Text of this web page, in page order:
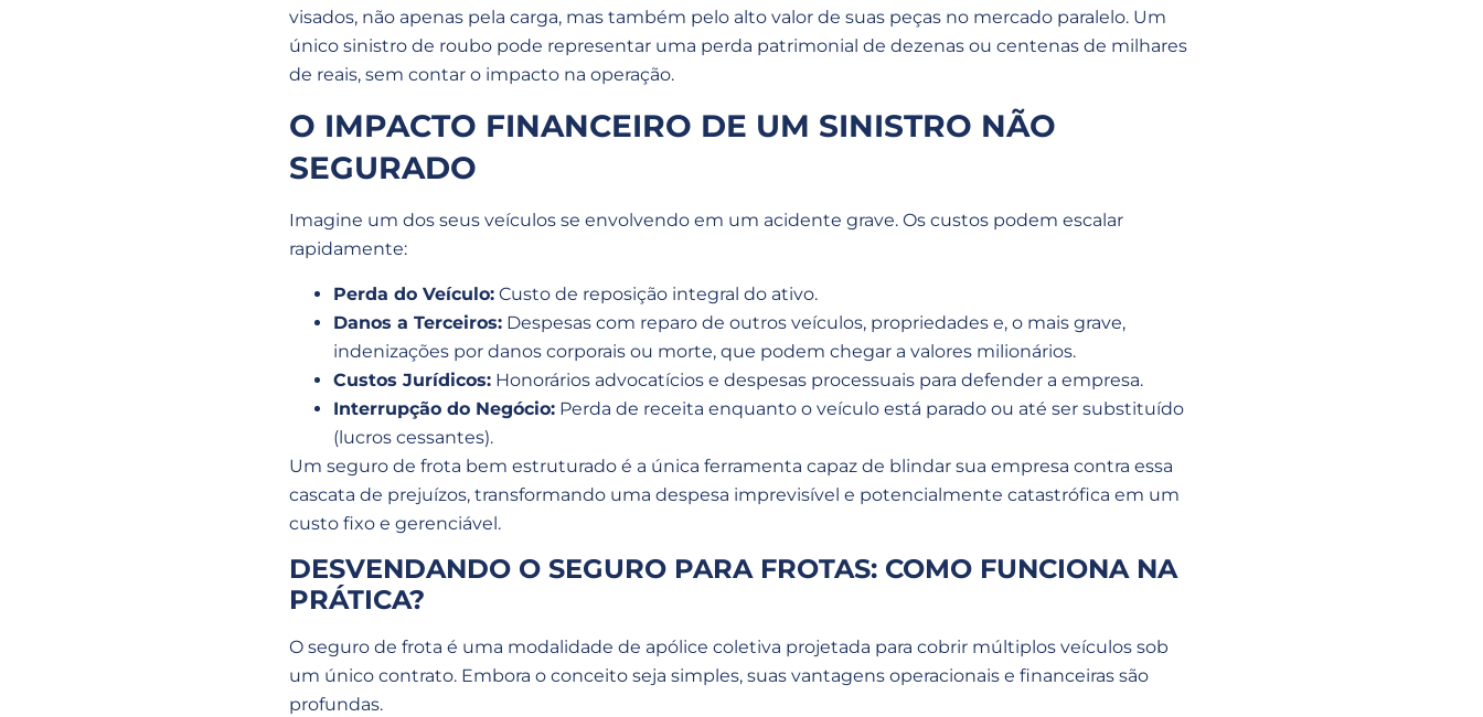
visados, não apenas pela carga, mas também pelo alto valor de suas peças no mercado paralelo. Um
único sinistro de roubo pode representar uma perda patrimonial de dezenas ou centenas de milhares
de reais, sem contar o impacto na operação.
O IMPACTO FINANCEIRO DE UM SINISTRO NÃO
SEGURADO
Imagine um dos seus veículos se envolvendo em um acidente grave. Os custos podem escalar
rapidamente:
Perda do Veículo: Custo de reposição integral do ativo.
Danos a Terceiros: Despesas com reparo de outros veículos, propriedades e, o mais grave,
indenizações por danos corporais ou morte, que podem chegar a valores milionários.
Custos Jurídicos: Honorários advocatícios e despesas processuais para defender a empresa.
Interrupção do Negócio: Perda de receita enquanto o veículo está parado ou até ser substituído
(lucros cessantes).
Um seguro de frota bem estruturado é a única ferramenta capaz de blindar sua empresa contra essa
cascata de prejuízos, transformando uma despesa imprevisível e potencialmente catastrófica em um
custo fixo e gerenciável.
DESVENDANDO O SEGURO PARA FROTAS: COMO FUNCIONA NA
PRÁTICA?
O seguro de frota é uma modalidade de apólice coletiva projetada para cobrir múltiplos veículos sob
um único contrato. Embora o conceito seja simples, suas vantagens operacionais e financeiras são
profundas.